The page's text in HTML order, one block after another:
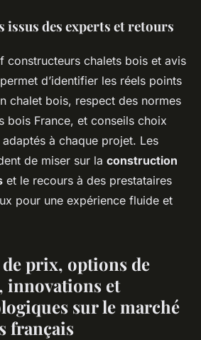
issus des experts et retours
constructeurs chalets bois et avis
d’identifier les réels points
chalet bois, respect des normes
bois France, et conseils choix
à chaque projet. Les
de miser sur la construction
et le recours à des prestataires
pour une expérience fluide et
prix, options de
innovations et
sur le marché
français